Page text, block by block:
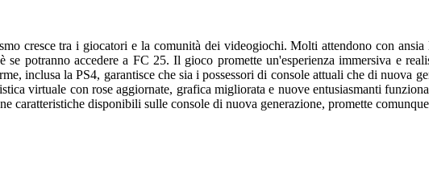
cresce tra i giocatori e la comunità dei videogiochi. Molti attendono con
potranno accedere a FC 25. Il gioco promette un'esperienza immersiva e
inclusa la PS4, garantisce che sia i possessori di console attuali che di nuova
virtuale con rose aggiornate, grafica migliorata e nuove entusiasmanti
caratteristiche disponibili sulle console di nuova generazione, promette